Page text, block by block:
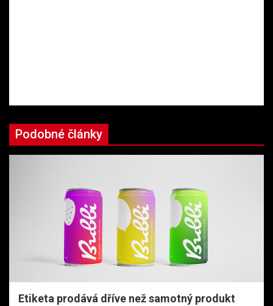
Podobné články
Etiketa prodává dříve než samotný produkt